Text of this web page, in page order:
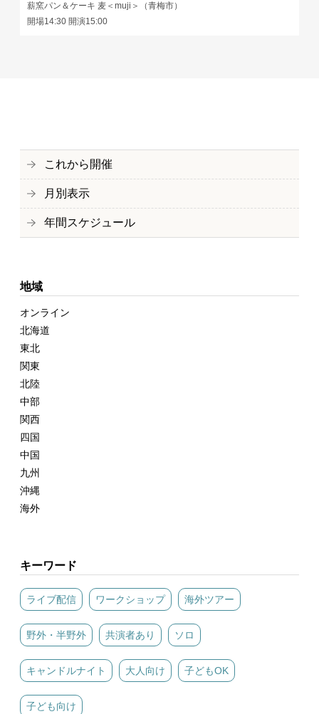
薪窯パン＆ケーキ 麦＜muji＞（青梅市）
開場14:30 開演15:00
これから開催
月別表示
年間スケジュール
地域
オンライン
北海道
東北
関東
北陸
中部
関西
四国
中国
九州
沖縄
海外
キーワード
ライブ配信 ワークショップ 海外ツアー
野外・半野外 共演者あり ソロ
キャンドルナイト 大人向け 子どもOK
子ども向け